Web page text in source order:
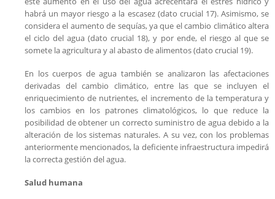
habrá un mayor riesgo a la escasez (dato crucial 17). Asimismo, se
considera el aumento de sequías, ya que el cambio climático altera
el ciclo del agua (dato crucial 18), y por ende, el riesgo al que se
somete la agricultura y al abasto de alimentos (dato crucial 19).
En los cuerpos de agua también se analizaron las afectaciones
derivadas del cambio climático, entre las que se incluyen el
enriquecimiento de nutrientes, el incremento de la temperatura y
los cambios en los patrones climatológicos, lo que reduce la
posibilidad de obtener un correcto suministro de agua debido a la
alteración de los sistemas naturales. A su vez, con los problemas
anteriormente mencionados, la deficiente infraestructura impedirá
la correcta gestión del agua.
Salud humana